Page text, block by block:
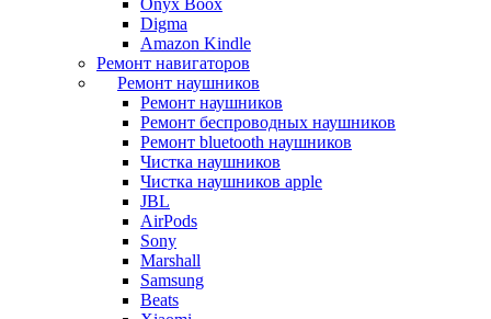
Onyx Boox
Digma
Amazon Kindle
Ремонт навигаторов
Ремонт наушников
Ремонт наушников
Ремонт беспроводных наушников
Ремонт bluetooth наушников
Чистка наушников
Чистка наушников apple
JBL
AirPods
Sony
Marshall
Samsung
Beats